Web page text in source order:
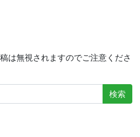
は無視されますのでご注意くださ